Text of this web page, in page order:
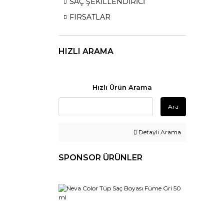
FIRSATLAR
HIZLI ARAMA
Hızlı Ürün Arama
Ara
Detaylı Arama
SPONSOR ÜRÜNLER